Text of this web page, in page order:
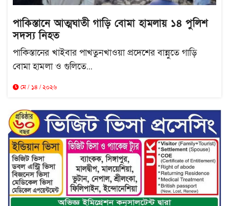
পাকিস্তানে আত্মঘাতী গাড়ি বোমা হামলায় ১৪ পুলিশ
সদস্য নিহত
পাকিস্তানের খাইবার পাখতুনখাওয়া প্রদেশের বান্নুতে গাড়ি
বোমা হামলা ও গুলিতে...
মে / ১৪ / ২০২৬